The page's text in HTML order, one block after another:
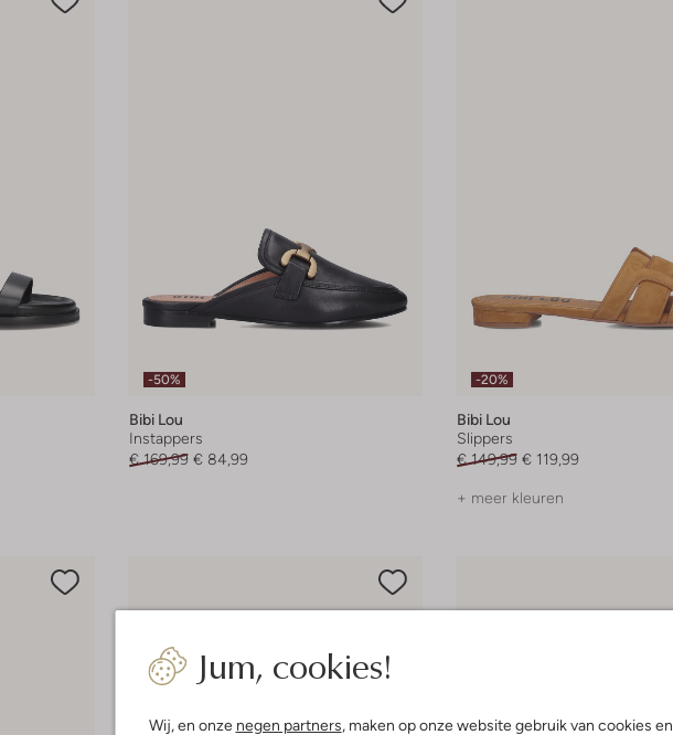
Jum, cookies!
Wij, en onze negen partners, maken op onze website gebruik van cookies en
-50%
Bibi Lou
Instappers
€ 169,99 € 84,99
-20%
Bibi Lou
Slippers
€ 149,99 € 119,99
+ meer kleuren